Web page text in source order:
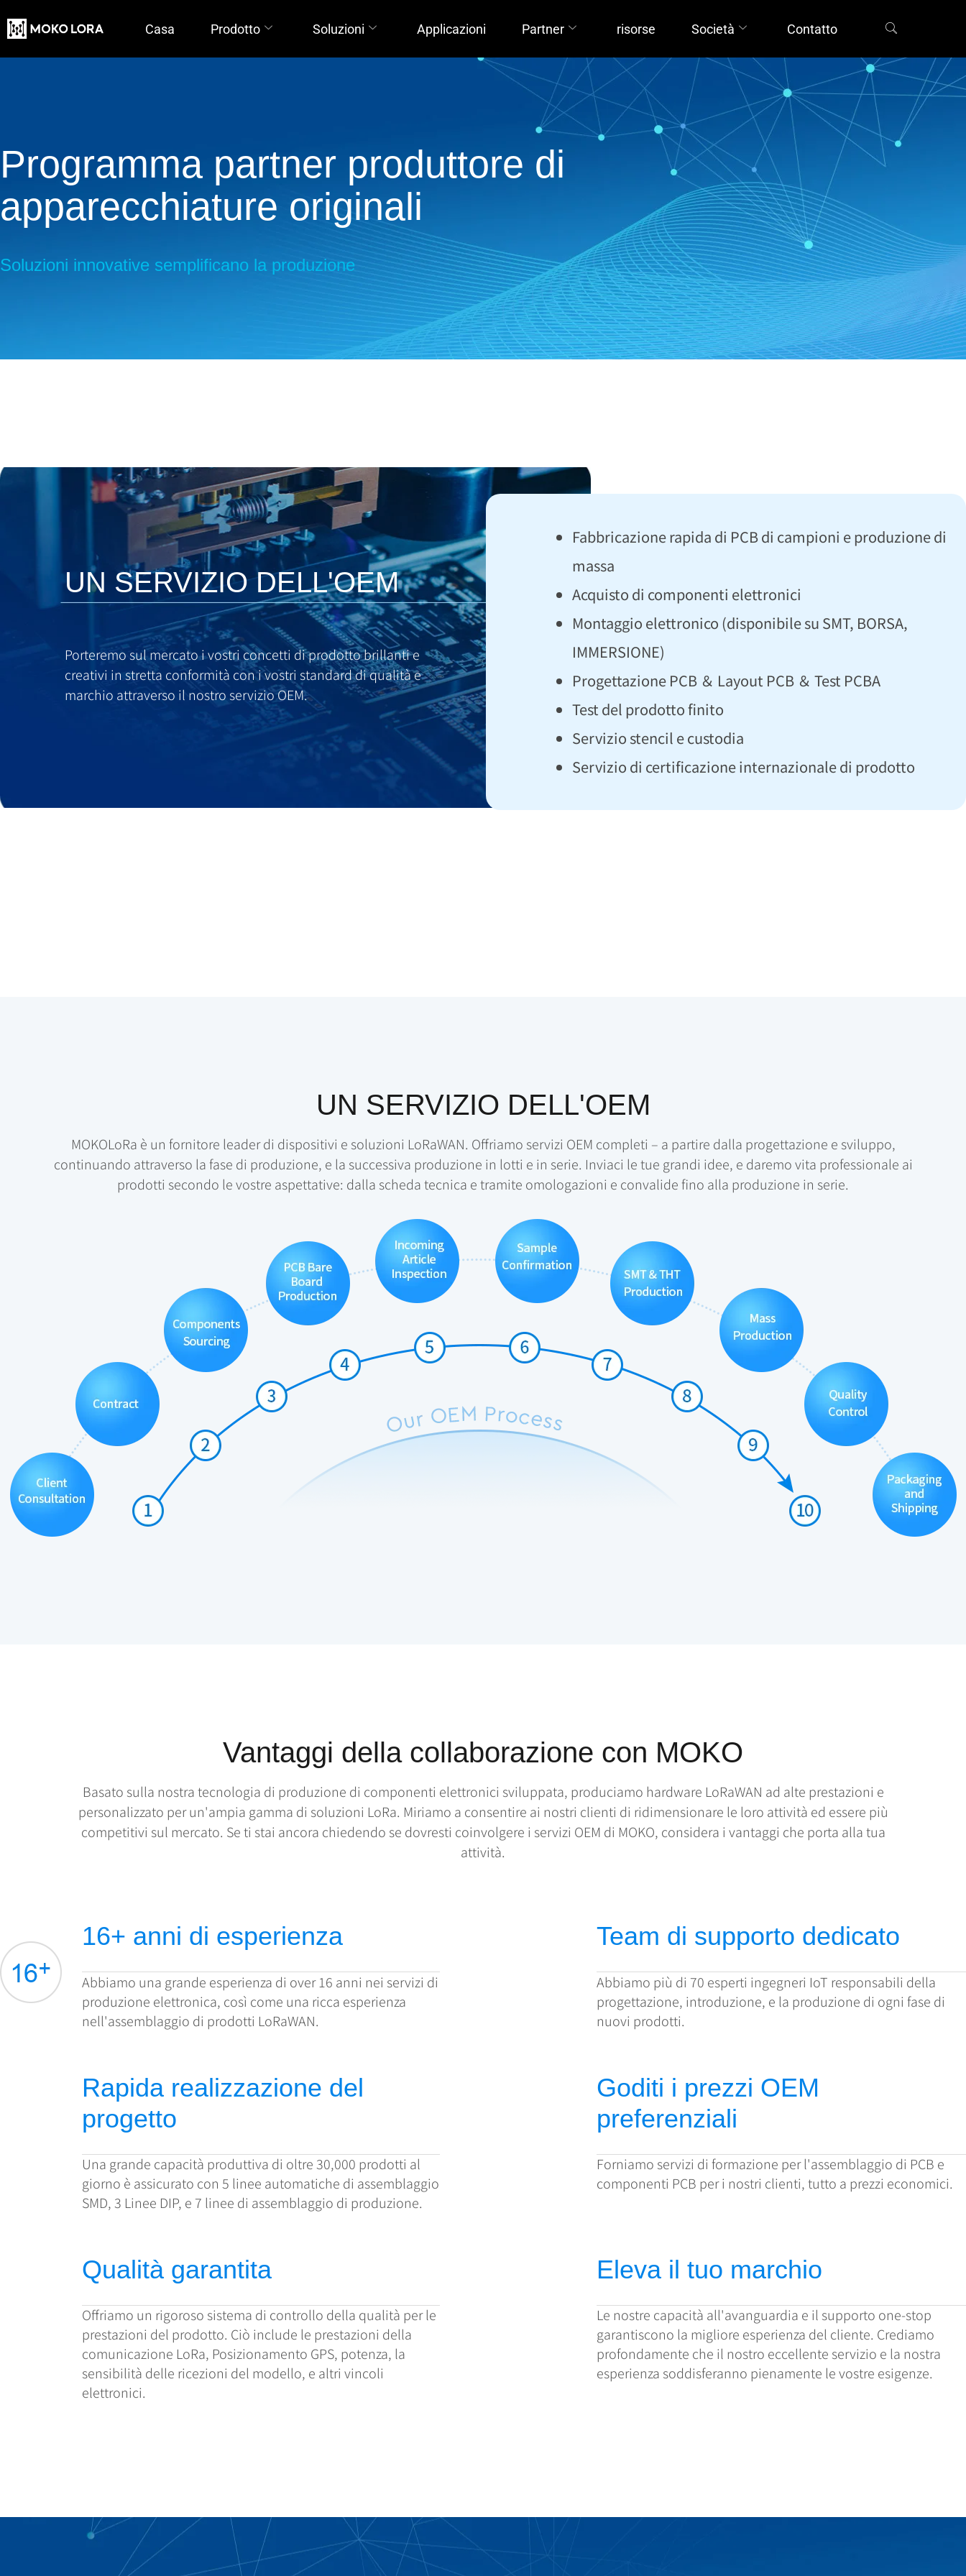
Casa Prodotto Soluzioni Applicazioni Partner risorse Società Contatto
Programma partner produttore di
apparecchiature originali
Soluzioni innovative semplificano la produzione
UN SERVIZIO DELL'OEM
Porteremo sul mercato i vostri concetti di prodotto brillanti e
creativi in ​​stretta conformità con i vostri standard di qualità e
marchio attraverso il nostro servizio OEM.
Fabbricazione rapida di PCB di campioni e produzione di
massa
Acquisto di componenti elettronici
Montaggio elettronico (disponibile su SMT, BORSA,
IMMERSIONE)
Progettazione PCB ＆ Layout PCB ＆ Test PCBA
Test del prodotto finito
Servizio stencil e custodia
Servizio di certificazione internazionale di prodotto
UN SERVIZIO DELL'OEM
MOKOLoRa è un fornitore leader di dispositivi e soluzioni LoRaWAN. Offriamo servizi OEM completi – a partire dalla progettazione e sviluppo,
continuando attraverso la fase di produzione, e la successiva produzione in lotti e in serie. Inviaci le tue grandi idee, e daremo vita professionale ai
prodotti secondo le vostre aspettative: dalla scheda tecnica e tramite omologazioni e convalide fino alla produzione in serie.
Vantaggi della collaborazione con MOKO
Basato sulla nostra tecnologia di produzione di componenti elettronici sviluppata, produciamo hardware LoRaWAN ad alte prestazioni e
personalizzato per un'ampia gamma di soluzioni LoRa. Miriamo a consentire ai nostri clienti di ridimensionare le loro attività ed essere più
competitivi sul mercato. Se ti stai ancora chiedendo se dovresti coinvolgere i servizi OEM di MOKO, considera i vantaggi che porta alla tua
attività.
16+ anni di esperienza
Abbiamo una grande esperienza di over 16 anni nei servizi di
produzione elettronica, così come una ricca esperienza
nell'assemblaggio di prodotti LoRaWAN.
Team di supporto dedicato
Abbiamo più di 70 esperti ingegneri IoT responsabili della
progettazione, introduzione, e la produzione di ogni fase di
nuovi prodotti.
Rapida realizzazione del
progetto
Una grande capacità produttiva di oltre 30,000 prodotti al
giorno è assicurato con 5 linee automatiche di assemblaggio
SMD, 3 Linee DIP, e 7 linee di assemblaggio di produzione.
Goditi i prezzi OEM
preferenziali
Forniamo servizi di formazione per l'assemblaggio di PCB e
componenti PCB per i nostri clienti, tutto a prezzi economici.
Qualità garantita
Offriamo un rigoroso sistema di controllo della qualità per le
prestazioni del prodotto. Ciò include le prestazioni della
comunicazione LoRa, Posizionamento GPS, potenza, la
sensibilità delle ricezioni del modello, e altri vincoli
elettronici.
Eleva il tuo marchio
Le nostre capacità all'avanguardia e il supporto one-stop
garantiscono la migliore esperienza del cliente. Crediamo
profondamente che il nostro eccellente servizio e la nostra
esperienza soddisferanno pienamente le vostre esigenze.